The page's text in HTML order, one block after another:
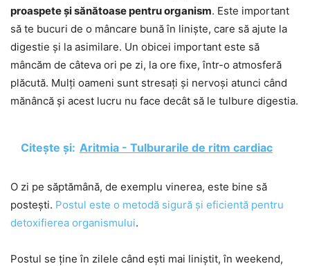
proaspete și sănătoase pentru organism. Este important
să te bucuri de o mâncare bună în liniște, care să ajute la
digestie și la asimilare. Un obicei important este să
mâncăm de câteva ori pe zi, la ore fixe, într-o atmosferă
plăcută. Mulți oameni sunt stresați și nervoși atunci când
mănâncă și acest lucru nu face decât să le tulbure digestia.
Citește și: Aritmia - Tulburarile de ritm cardiac
O zi pe săptămână, de exemplu vinerea, este bine să
postești. Postul este o metodă sigură și eficientă pentru
detoxifierea organismului.
Postul se ține în zilele când ești mai liniștit, în weekend,